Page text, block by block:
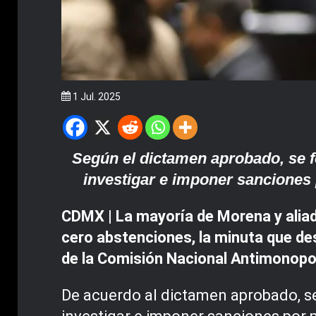
1 Jul. 2025
Según el dictamen aprobado,
investigar e imponer
CDMX | La mayoría de Morena y
cero abstenciones, la minuta que
de la Comisión Nacional
De acuerdo al dictamen aprobado,